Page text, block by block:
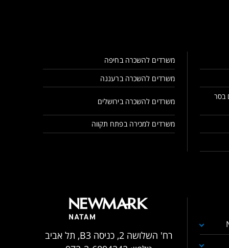
משרדים להשכרה בחיפה
משרדים להשכרה ברעננה
בסר
משרדים להשכרה בירושלים
משרדים למכירה בפתח תקווה
רח' השלושה 2, כניסה B3, תל אביב